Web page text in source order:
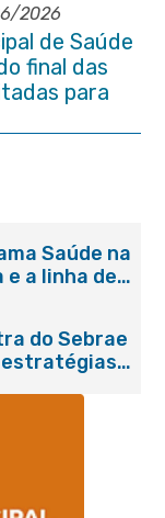
2026
de Saúde
final das
para
2026-
Saúde na
e a linha de
do Sebrae